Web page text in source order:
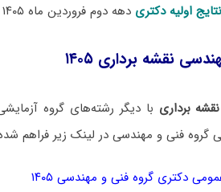
نتایج اولیه دکتری دهه دوم فروردین ماه ۱۴۰۵ اعلام خواهد شد.
نقشه برداری ۱۴۰۵
برداری با دیگر رشته‌های گروه
گروه فنی و مهندسی در لینک‌ زیر فراهم
دکتری گروه فنی و مهندسی ۱۴۰۵